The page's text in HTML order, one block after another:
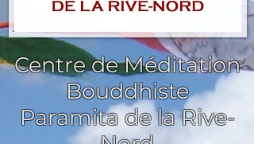
Centre de Méditation
Bouddhiste
Paramita de la Rive-